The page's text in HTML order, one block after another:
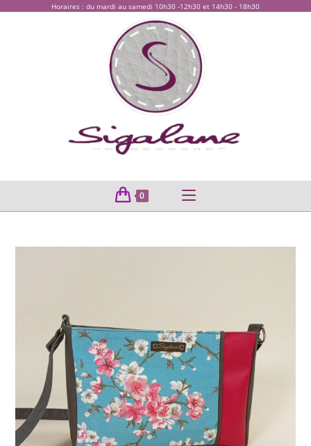
Horaires : du mardi au samedi 10h30 -12h30 et 14h30 - 18h30
0